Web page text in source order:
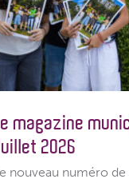
magazine
2026
nouveau numéro